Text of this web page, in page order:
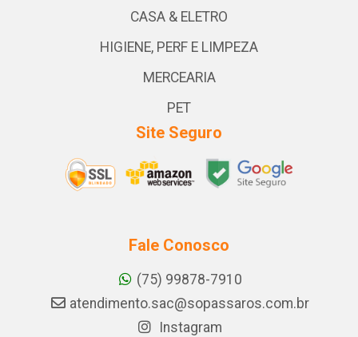
CASA & ELETRO
HIGIENE, PERF E LIMPEZA
MERCEARIA
PET
Site Seguro
Fale Conosco
(75) 99878-7910
atendimento.sac@sopassaros.com.br
Instagram